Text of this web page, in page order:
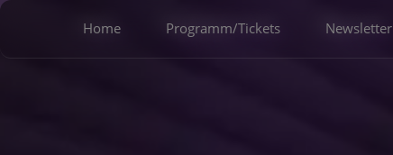
Home Programm/Tickets Newsletter